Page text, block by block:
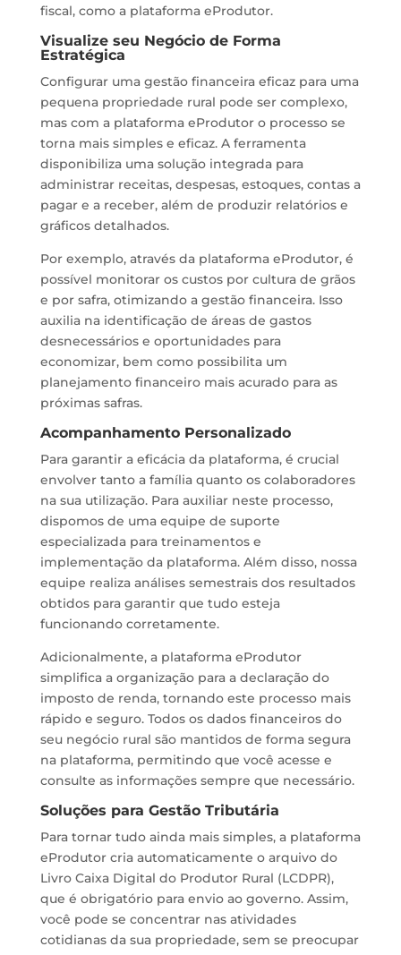
fiscal, como a plataforma eProdutor.
Visualize seu Negócio de Forma
Estratégica
Configurar uma gestão financeira eficaz para uma
pequena propriedade rural pode ser complexo,
mas com a plataforma eProdutor o processo se
torna mais simples e eficaz. A ferramenta
disponibiliza uma solução integrada para
administrar receitas, despesas, estoques, contas a
pagar e a receber, além de produzir relatórios e
gráficos detalhados.
Por exemplo, através da plataforma eProdutor, é
possível monitorar os custos por cultura de grãos
e por safra, otimizando a gestão financeira. Isso
auxilia na identificação de áreas de gastos
desnecessários e oportunidades para
economizar, bem como possibilita um
planejamento financeiro mais acurado para as
próximas safras.
Acompanhamento Personalizado
Para garantir a eficácia da plataforma, é crucial
envolver tanto a família quanto os colaboradores
na sua utilização. Para auxiliar neste processo,
dispomos de uma equipe de suporte
especializada para treinamentos e
implementação da plataforma. Além disso, nossa
equipe realiza análises semestrais dos resultados
obtidos para garantir que tudo esteja
funcionando corretamente.
Adicionalmente, a plataforma eProdutor
simplifica a organização para a declaração do
imposto de renda, tornando este processo mais
rápido e seguro. Todos os dados financeiros do
seu negócio rural são mantidos de forma segura
na plataforma, permitindo que você acesse e
consulte as informações sempre que necessário.
Soluções para Gestão Tributária
Para tornar tudo ainda mais simples, a plataforma
eProdutor cria automaticamente o arquivo do
Livro Caixa Digital do Produtor Rural (LCDPR),
que é obrigatório para envio ao governo. Assim,
você pode se concentrar nas atividades
cotidianas da sua propriedade, sem se preocupar